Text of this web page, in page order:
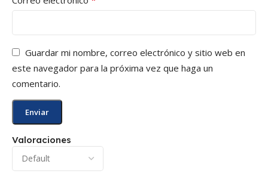
Valoraciones
Guardar mi nombre, correo electrónico y sitio web en
este navegador para la próxima vez que haga un
comentario.